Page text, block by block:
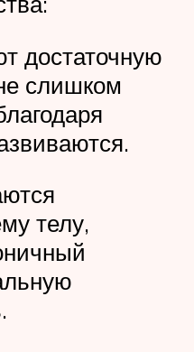
достаточную
слишком
телу,